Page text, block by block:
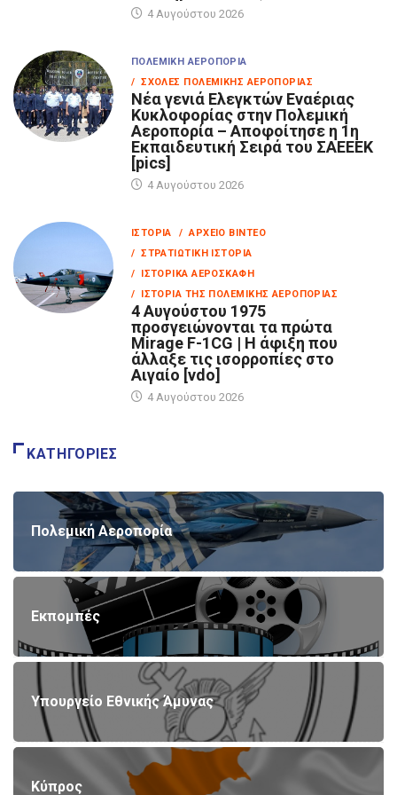
4 Αυγούστου 2026
ΠΟΛΕΜΙΚΉ ΑΕΡΟΠΟΡΊΑ
/ ΣΧΟΛΈΣ ΠΟΛΕΜΙΚΉΣ ΑΕΡΟΠΟΡΊΑΣ
Νέα γενιά Ελεγκτών Εναέριας
Κυκλοφορίας στην Πολεμική
Αεροπορία – Αποφοίτησε η 1η
Εκπαιδευτική Σειρά του ΣΑΕΕΕΚ
[pics]
4 Αυγούστου 2026
ΙΣΤΟΡΊΑ
/ ΑΡΧΕΊΟ ΒΊΝΤΕΟ
/ ΣΤΡΑΤΙΩΤΙΚΉ ΙΣΤΟΡΊΑ
/ ΙΣΤΟΡΙΚΆ ΑΕΡΟΣΚΆΦΗ
/ ΙΣΤΟΡΊΑ ΤΗΣ ΠΟΛΕΜΙΚΉΣ ΑΕΡΟΠΟΡΊΑΣ
4 Αυγούστου 1975
προσγειώνονται τα πρώτα
Mirage F-1CG | Η άφιξη που
άλλαξε τις ισορροπίες στο
Αιγαίο [vdo]
4 Αυγούστου 2026
ΚΑΤΗΓΟΡΊΕΣ
Πολεμική Αεροπορία
Εκπομπές
Υπουργείο Εθνικής Άμυνας
Κύπρος